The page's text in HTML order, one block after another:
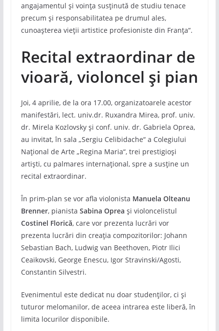
angajamentul și voința susținută de studiu tenace
precum și responsabilitatea pe drumul ales,
cunoașterea vieții artistice profesioniste din Franța“.
Recital extraordinar de
vioară, violoncel și pian
Joi, 4 aprilie, de la ora 17.00, organizatoarele acestor
manifestări, lect. univ.dr. Ruxandra Mirea, prof. univ.
dr. Mirela Kozlovsky și conf. univ. dr. Gabriela Oprea,
au invitat, în sala „Sergiu Celibidache“ a Colegiului
Naţional de Arte „Regina Maria“, trei prestigioși
artiști, cu palmares internațional, spre a susține un
recital extraordinar.
În prim-plan se vor afla violonista Manuela Olteanu
Brenner, pianista Sabina Oprea și violoncelistul
Costinel Florică, care vor prezenta lucrări vor
prezenta lucrări din creația compozitorilor: Johann
Sebastian Bach, Ludwig van Beethoven, Piotr Ilici
Ceaikovski, George Enescu, Igor Stravinski/Agosti,
Constantin Silvestri.
Evenimentul este dedicat nu doar studenților, ci și
tuturor melomanilor, de aceea intrarea este liberă, în
limita locurilor disponibile.